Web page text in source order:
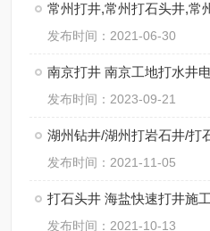
常州打井,常州打石头井,常
发布时间：2021-06-30
南京打井 南京工地打水井
发布时间：2023-09-21
湖州钻井/湖州打岩石井/打
发布时间：2021-11-05
打石头井 海盐快速打井施
发布时间：2021-10-13